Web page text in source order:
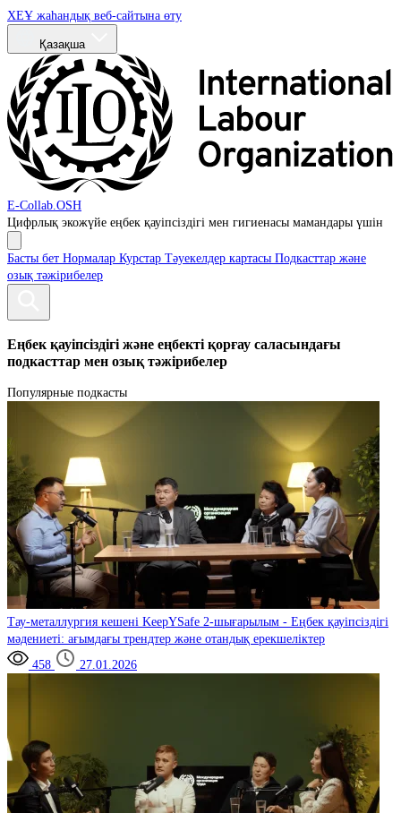
ХЕҰ жаһандық веб-сайтына өту
Қазақша
E-Collab.OSH
Цифрлық экожүйе еңбек қауіпсіздігі мен гигиенасы мамандары үшін
Басты бет Нормалар Курстар Тәуекелдер картасы Подкасттар және
озық тәжірибелер
Еңбек қауіпсіздігі және еңбекті қорғау саласындағы
подкасттар мен озық тәжірибелер
Популярные подкасты
Тау-металлургия кешені KeepYSafe 2-шығарылым - Еңбек қауіпсіздігі
мәдениеті: ағымдағы трендтер және отандық ерекшеліктер
458
27.01.2026